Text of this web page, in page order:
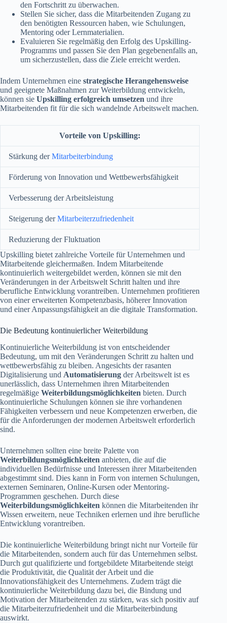
den Fortschritt zu überwachen.
Stellen Sie sicher, dass die Mitarbeitenden Zugang zu
den benötigten Ressourcen haben, wie Schulungen,
Mentoring oder Lernmaterialien.
Evaluieren Sie regelmäßig den Erfolg des Upskilling-
Programms und passen Sie den Plan gegebenenfalls an,
um sicherzustellen, dass die Ziele erreicht werden.
Indem Unternehmen eine strategische Herangehensweise
und geeignete Maßnahmen zur Weiterbildung entwickeln,
können sie Upskilling erfolgreich umsetzen und ihre
Mitarbeitenden fit für die sich wandelnde Arbeitswelt machen.
Vorteile von Upskilling:
Stärkung derMitarbeiterbindung
Förderung von Innovation und Wettbewerbsfähigkeit
Verbesserung der Arbeitsleistung
Steigerung derMitarbeiterzufriedenheit
Reduzierung der Fluktuation
Upskilling bietet zahlreiche Vorteile für Unternehmen und
Mitarbeitende gleichermaßen. Indem Mitarbeitende
kontinuierlich weitergebildet werden, können sie mit den
Veränderungen in der Arbeitswelt Schritt halten und ihre
berufliche Entwicklung vorantreiben. Unternehmen profitieren
von einer erweiterten Kompetenzbasis, höherer Innovation
und einer Anpassungsfähigkeit an die digitale Transformation.
Die Bedeutung kontinuierlicher Weiterbildung
Kontinuierliche Weiterbildung ist von entscheidender
Bedeutung, um mit den Veränderungen Schritt zu halten und
wettbewerbsfähig zu bleiben. Angesichts der rasanten
Digitalisierung und Automatisierung der Arbeitswelt ist es
unerlässlich, dass Unternehmen ihren Mitarbeitenden
regelmäßige Weiterbildungsmöglichkeiten bieten. Durch
kontinuierliche Schulungen können sie ihre vorhandenen
Fähigkeiten verbessern und neue Kompetenzen erwerben, die
für die Anforderungen der modernen Arbeitswelt erforderlich
sind.
Unternehmen sollten eine breite Palette von
Weiterbildungsmöglichkeiten anbieten, die auf die
individuellen Bedürfnisse und Interessen ihrer Mitarbeitenden
abgestimmt sind. Dies kann in Form von internen Schulungen,
externen Seminaren, Online-Kursen oder Mentoring-
Programmen geschehen. Durch diese
Weiterbildungsmöglichkeiten können die Mitarbeitenden ihr
Wissen erweitern, neue Techniken erlernen und ihre berufliche
Entwicklung vorantreiben.
Die kontinuierliche Weiterbildung bringt nicht nur Vorteile für
die Mitarbeitenden, sondern auch für das Unternehmen selbst.
Durch gut qualifizierte und fortgebildete Mitarbeitende steigt
die Produktivität, die Qualität der Arbeit und die
Innovationsfähigkeit des Unternehmens. Zudem trägt die
kontinuierliche Weiterbildung dazu bei, die Bindung und
Motivation der Mitarbeitenden zu stärken, was sich positiv auf
die Mitarbeiterzufriedenheit und die Mitarbeiterbindung
auswirkt.